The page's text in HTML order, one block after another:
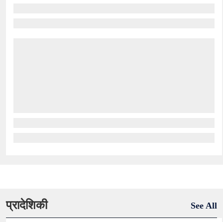
प्रादेशिकी See All